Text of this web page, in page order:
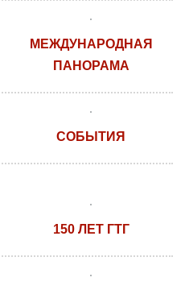
МЕЖДУНАРОДНАЯ
ПАНОРАМА
СОБЫТИЯ
150 ЛЕТ ГТГ